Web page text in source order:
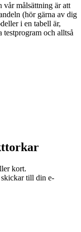
vår målsättning är att
(hör gärna av dig
i en tabell är,
testprogram och alltså
kort.
till din e-